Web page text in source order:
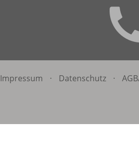
Impressum · Datenschutz ·